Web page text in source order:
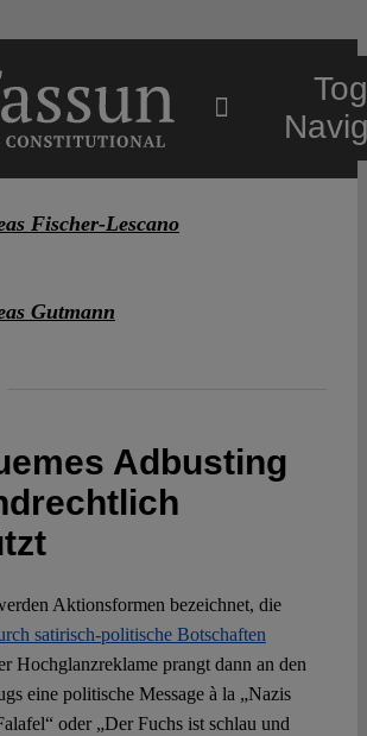
Authors
Fischer-Lescano
Gutmann
Adbusting
Aktionsformen bezeichnet, die
satirisch-politische Botschaften
Hochglanzreklame prangt dann an den
eine politische Message à la „Nazis
oder „Der Fuchs ist schlau und